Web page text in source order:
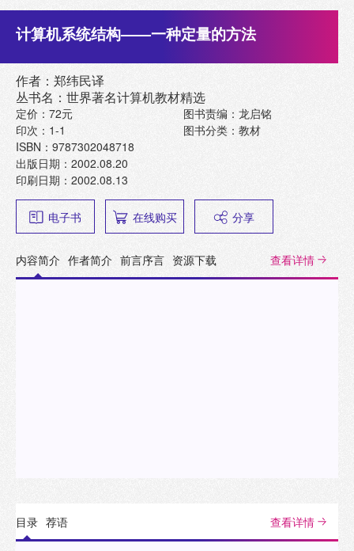
计算机系统结构——一种定量的方法
作者：郑纬民译
丛书名：世界著名计算机教材精选
定价：72元
印次：1-1
ISBN：9787302048718
出版日期：2002.08.20
印刷日期：2002.08.13
图书责编：龙启铭
图书分类：教材
电子书 在线购买 分享
内容简介 作者简介 前言序言 资源下载 查看详情
目录 荐语 查看详情